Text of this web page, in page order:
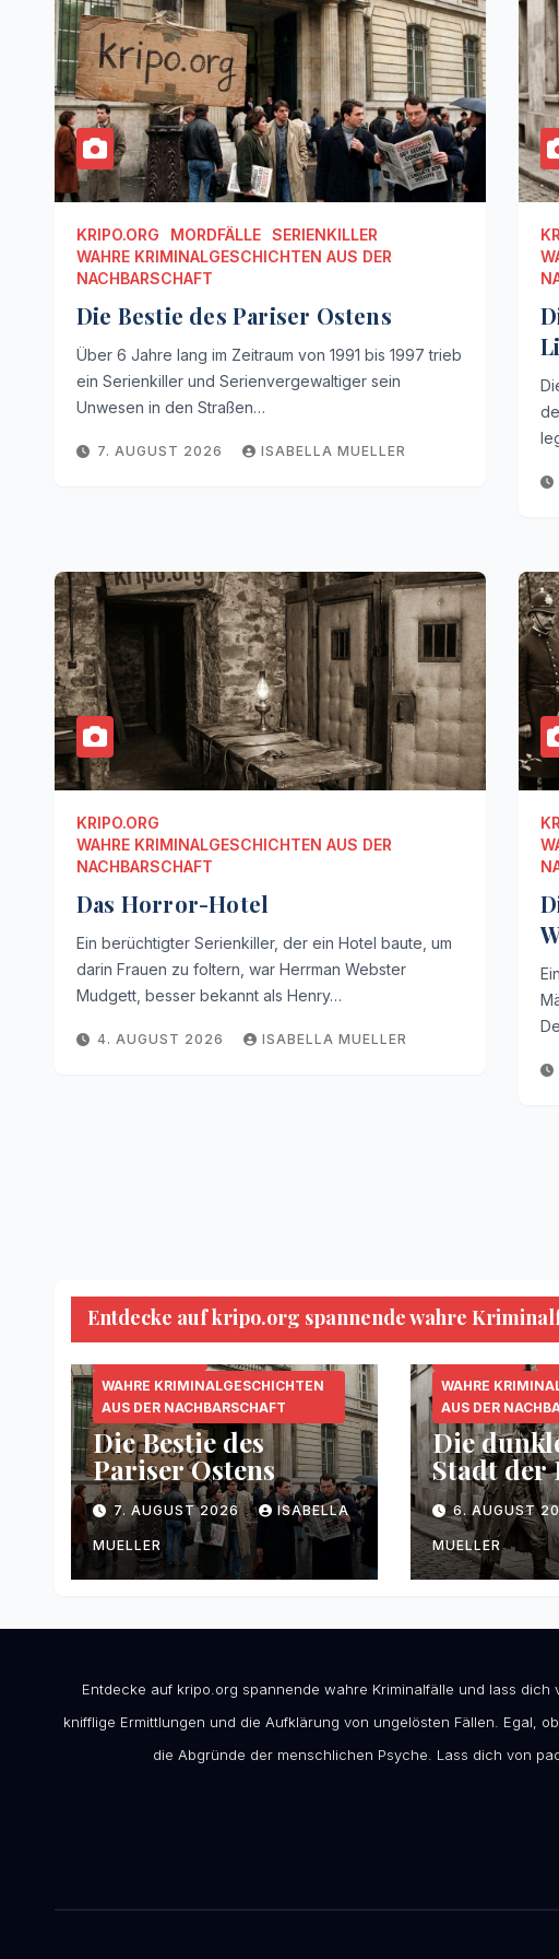
KRIPO.ORG MORDFÄLLE SERIENKILLER
WAHRE KRIMINALGESCHICHTEN AUS DER
NACHBARSCHAFT
Die Bestie des Pariser Ostens
Über 6 Jahre lang im Zeitraum von 1991 bis 1997 trieb
ein Serienkiller und Serienvergewaltiger sein
Unwesen in den Straßen…
7. AUGUST 2026 ISABELLA MUELLER
KRIPO.ORG
WAHRE KRIMINALGESCHICHTEN AUS DER
NACHBARSCHAFT
Das Horror-Hotel
Ein berüchtigter Serienkiller, der ein Hotel baute, um
darin Frauen zu foltern, war Herrman Webster
Mudgett, besser bekannt als Henry…
4. AUGUST 2026 ISABELLA MUELLER
Entdecke auf kripo.org spannende wahre
KRIPO.ORG
MORDFÄLLE
WAHRE KRIMINALGESCHICHTEN
AUS DER NACHBARSCHAFT
Die Bestie des
Pariser Ostens
7. AUGUST 2026 ISABELLA
MUELLER
WAHRE
AUS DER
Die
Stadt der
6. AUGUST
MUELLER
Entdecke auf kripo.org spannende wahre Kriminalfälle und lass
knifflige Ermittlungen und die Aufklärung von ungelösten Fällen. Egal,
die Abgründe der menschlichen Psyche. Lass dich von